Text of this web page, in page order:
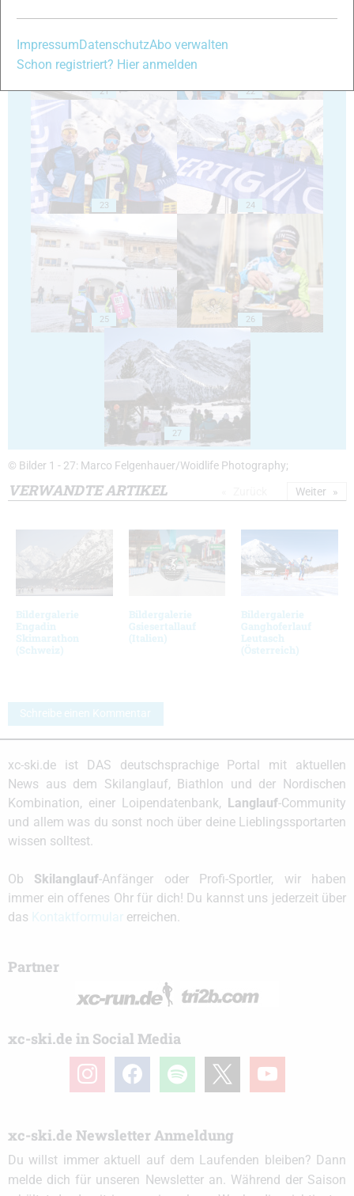
21 22
23 24
25 26
27
© Bilder 1 - 27: Marco Felgenhauer/Woidlife Photography;
VERWANDTE ARTIKEL
Bildergalerie
Engadin
Skimarathon
(Schweiz)
Bildergalerie
Gsiesertallauf
(Italien)
Bildergalerie
Ganghoferlauf
Leutasch
(Österreich)
Weiter
Schreibe einen Kommentar
xc-ski.de ist DAS deutschsprachige Portal mit aktuellen
News aus dem Skilanglauf, Biathlon und der Nordischen
Kombination, einer Loipendatenbank, Langlauf-Community
und allem was du sonst noch über deine Lieblingssportarten
wissen solltest.
Ob Skilanglauf-Anfänger oder Profi-Sportler, wir haben
immer ein offenes Ohr für dich! Du kannst uns jederzeit über
das
erreichen.
Partner
xc-ski.de in Social Media
instagramfacebook spotify youtube
xc-ski.de Newsletter Anmeldung
Du willst immer aktuell auf dem Laufenden bleiben? Dann
melde dich für unseren Newsletter an. Während der Saison
Impressum DatenschutzAbo verwalten
Schon registriert? Hier anmelden